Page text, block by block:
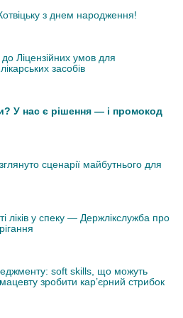
з днем народження!
Ліцензійних умов для
засобів
У нас є рішення — і промокод
сценарії майбутнього для
ліків у спеку — Держлікслужба про
soft skills, що можуть
зробити кар’єрний стрибок